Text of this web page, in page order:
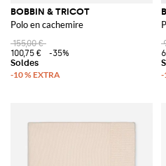
BOBBIN & TRICOT
Polo en cachemire
155,00 €
100,75 €
-35%